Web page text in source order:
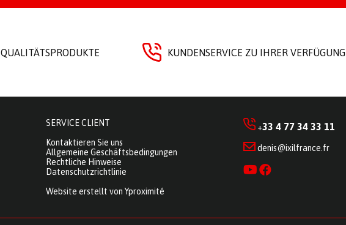
QUALITÄTSPRODUKTE KUNDENSERVICE ZU IHRER VERFÜGUNG
SERVICE CLIENT
Kontaktieren Sie uns
Allgemeine Geschäftsbedingungen
Rechtliche Hinweise
Datenschutzrichtlinie
Website erstellt von Yproximité
+33 4 77 34 33 11
denis@ixilfrance.fr